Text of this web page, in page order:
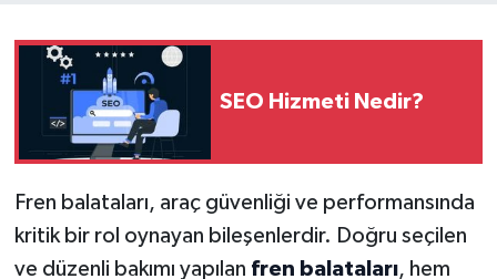
SEO Hizmeti Nedir?
Fren balataları, araç güvenliği ve performansında
kritik bir rol oynayan bileşenlerdir. Doğru seçilen
ve düzenli bakımı yapılan fren balataları, hem